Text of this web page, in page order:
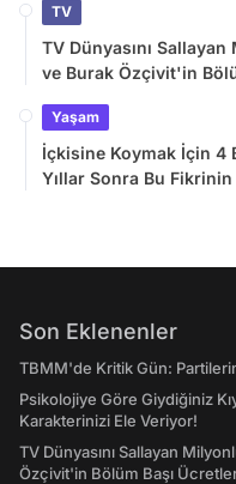
TV
TV Dünyasını
ve Burak Özçivit'in
Yaşam
İçkisine Koymak İçin 4
Yıllar Sonra Bu
Son Eklenenler
TBMM'de Kritik Gün:
Psikolojiye Göre Giydiğiniz
Karakterinizi Ele Veriyor!
TV Dünyasını Sallayan
Özçivit'in Bölüm Başı